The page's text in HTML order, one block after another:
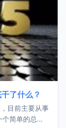
了什么？
目前主要从事
简单的总